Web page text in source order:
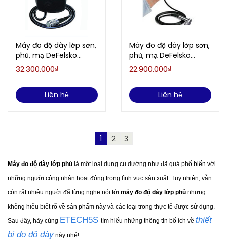
Máy đo độ dày lớp sơn,
phủ, mạ DeFelsko
PosiTector 6000 F0S3
đồ thị)
32.300.000₫
Liên hệ
Máy đo độ dày lớp sơn,
phủ, mạ DeFelsko
PosiTector 6000 F0S1
22.900.000₫
Liên hệ
1 2 3
Máy đo độ dày lớp phủ là một loại dụng cụ dường như đã quá phổ biến với
những người công nhân hoạt động trong lĩnh vực sản xuất. Tuy nhiên, vẫn
còn rất nhiều người đã từng nghe nói tới máy đo độ dày lớp phủ nhưng
không hiểu biết rõ về sản phẩm này và các loại trong thực tế được sử dụng.
Sau đây, hãy cùng ETECH5S tìm hiểu những thông tin bổ ích về thiết
bị đo độ dày này nhé!